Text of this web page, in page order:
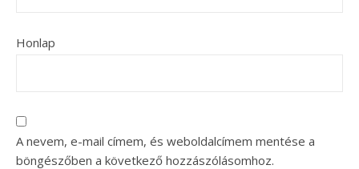
Honlap
A nevem, e-mail címem, és weboldalcímem mentése a
böngészőben a következő hozzászólásomhoz.